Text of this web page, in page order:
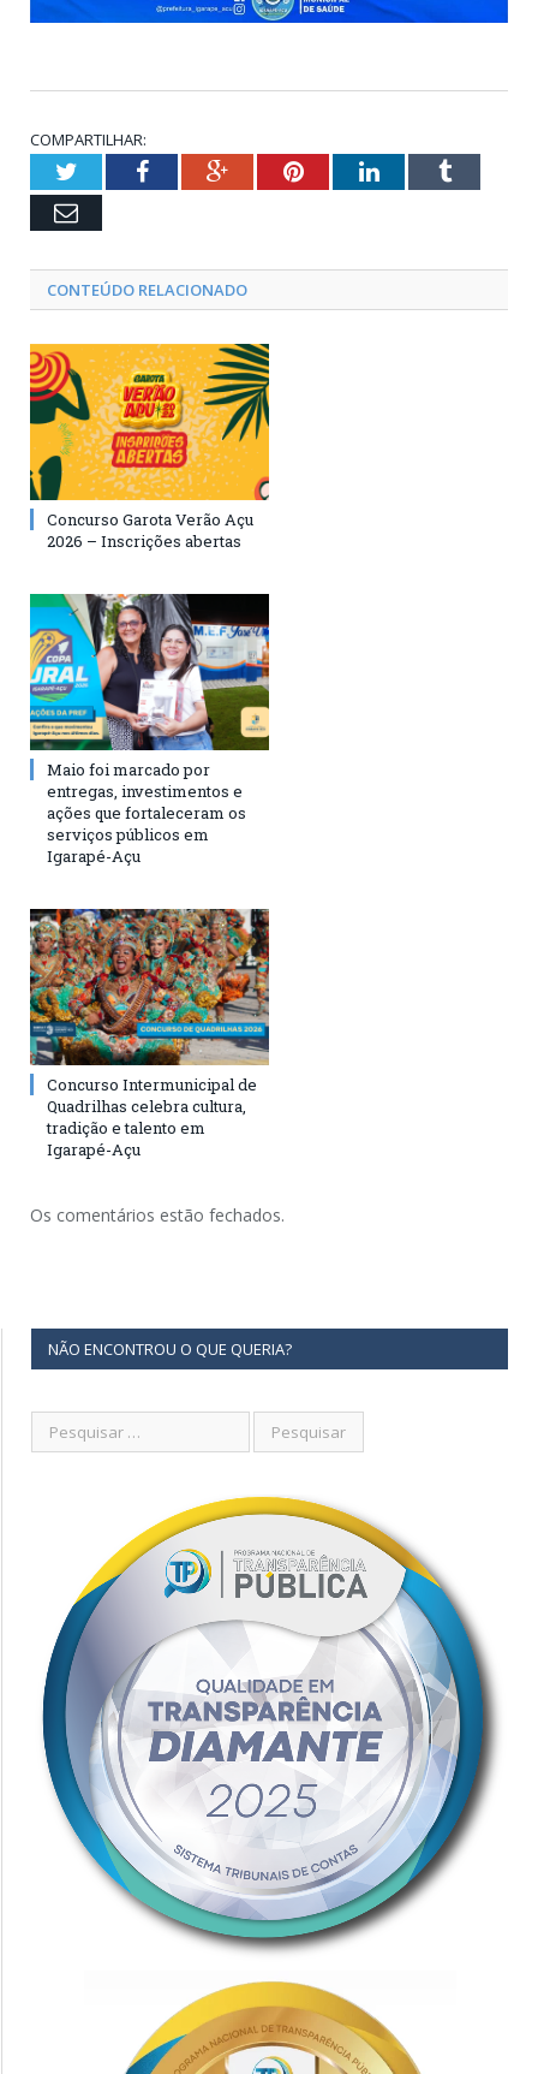
COMPARTILHAR:
TwitterFacebookGoogle+PinterestLinkedInTumblr
Email
CONTEÚDO RELACIONADO
Concurso Garota Verão Açu
2026 – Inscrições abertas
Maio foi marcado por
entregas, investimentos e
ações que fortaleceram os
serviços públicos em
Igarapé-Açu
Concurso Intermunicipal de
Quadrilhas celebra cultura,
tradição e talento em
Igarapé-Açu
Os comentários estão fechados.
NÃO ENCONTROU O QUE QUERIA?